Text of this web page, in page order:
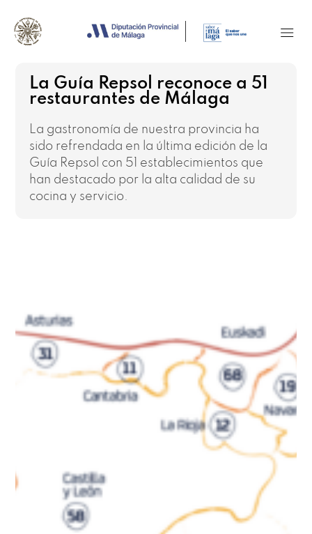
La Guía Repsol reconoce a 51
restaurantes de Málaga
La gastronomía de nuestra provincia ha
sido refrendada en la última edición de la
Guía Repsol con 51 establecimientos que
han destacado por la alta calidad de su
cocina y servicio.